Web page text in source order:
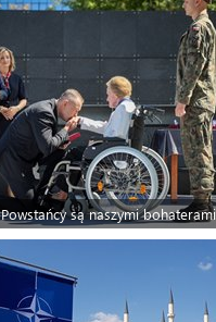
Powstańcy są naszymi bohaterami